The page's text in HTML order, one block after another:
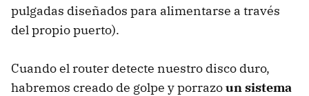
pulgadas diseñados para alimentarse a través
del propio puerto).
Cuando el router detecte nuestro disco duro,
habremos creado de golpe y porrazoun sistema